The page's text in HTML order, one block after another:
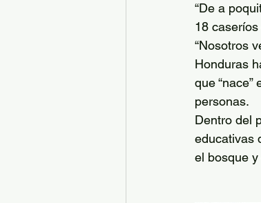
“De a
18
“Nosotros
Honduras
que
personas.
Dentro del
educativas
el bosque